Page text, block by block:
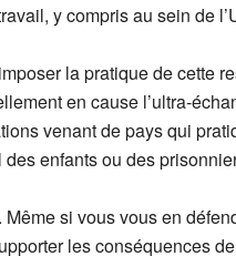
y compris au sein de
la pratique de cette
en cause l’ultra-
venant de pays qui
enfants ou des
si vous vous en
les conséquences